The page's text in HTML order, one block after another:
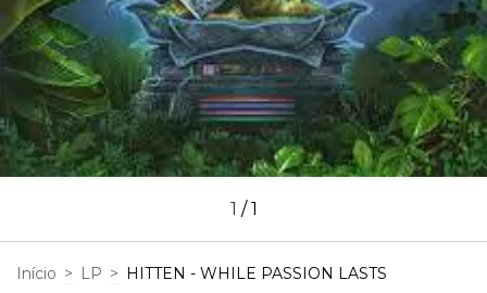
1 /1
Início > LP > HITTEN - WHILE PASSION LASTS